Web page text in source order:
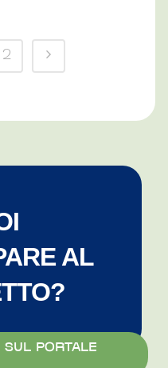
2
AL
SUL PORTALE